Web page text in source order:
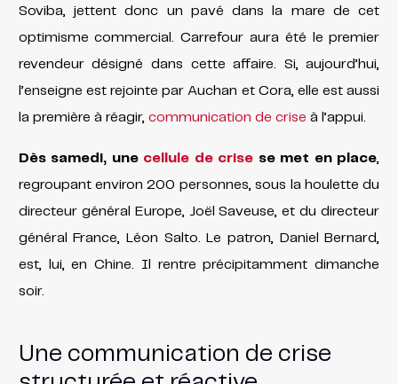
Soviba, jettent donc un pavé dans la mare de cet
optimisme commercial. Carrefour aura été le premier
revendeur désigné dans cette affaire. Si, aujourd’hui,
l’enseigne est rejointe par Auchan et Cora, elle est aussi
la première à réagir, communication de crise à l’appui.
Dès samedi, une cellule de crise se met en place,
regroupant environ 200 personnes, sous la houlette du
directeur général Europe, Joël Saveuse, et du directeur
général France, Léon Salto. Le patron, Daniel Bernard,
est, lui, en Chine. Il rentre précipitamment dimanche
soir.
Une communication de crise